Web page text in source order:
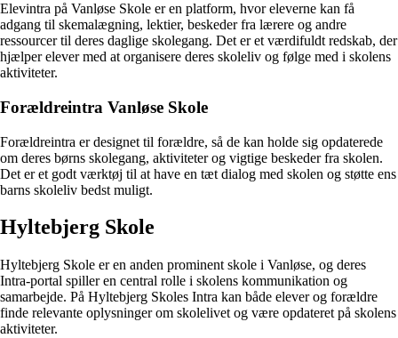
Elevintra på Vanløse Skole er en platform, hvor eleverne kan få
adgang til skemalægning, lektier, beskeder fra lærere og andre
ressourcer til deres daglige skolegang. Det er et værdifuldt redskab, der
hjælper elever med at organisere deres skoleliv og følge med i skolens
aktiviteter.
Forældreintra Vanløse Skole
Forældreintra er designet til forældre, så de kan holde sig opdaterede
om deres børns skolegang, aktiviteter og vigtige beskeder fra skolen.
Det er et godt værktøj til at have en tæt dialog med skolen og støtte ens
barns skoleliv bedst muligt.
Hyltebjerg Skole
Hyltebjerg Skole er en anden prominent skole i Vanløse, og deres
Intra-portal spiller en central rolle i skolens kommunikation og
samarbejde. På Hyltebjerg Skoles Intra kan både elever og forældre
finde relevante oplysninger om skolelivet og være opdateret på skolens
aktiviteter.